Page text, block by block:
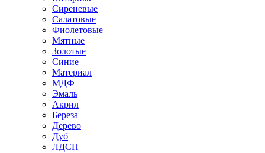
Сиреневые
Салатовые
Фиолетовые
Мятные
Золотые
Синие
Материал
МДФ
Эмаль
Акрил
Береза
Дерево
Дуб
ЛДСП